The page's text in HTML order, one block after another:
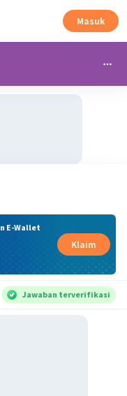
Masuk
E-Wallet
Klaim
Jawaban terverifikasi